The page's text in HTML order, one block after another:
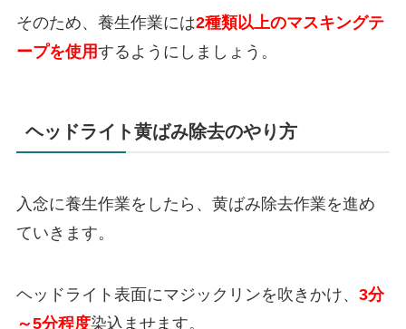
そのため、養生作業には2種類以上のマスキングテ
ープを使用するようにしましょう。
ヘッドライト黄ばみ除去のやり方
入念に養生作業をしたら、黄ばみ除去作業を進め
ていきます。
ヘッドライト表面にマジックリンを吹きかけ、 3分
～5分程度染込ませます。